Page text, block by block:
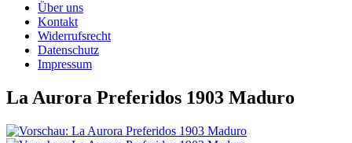
Über uns
Kontakt
Widerrufsrecht
Datenschutz
Impressum
La Aurora Preferidos 1903 Maduro